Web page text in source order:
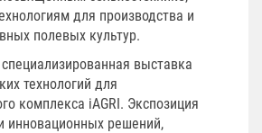
для производства и
полевых культур.
выставка
технологий для
комплекса iAGRI. Экспозиция
инновационных решений,